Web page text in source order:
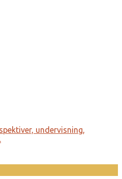
under­visning,